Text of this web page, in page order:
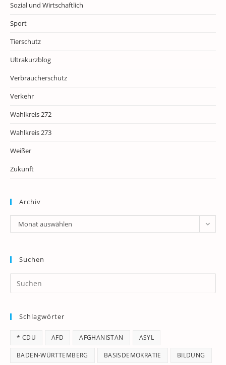
Sozial und Wirtschaftlich
Sport
Tierschutz
Ultrakurzblog
Verbraucherschutz
Verkehr
Wahlkreis 272
Wahlkreis 273
Weißer
Zukunft
Archiv
Archiv
Monat auswählen
Suchen
Schlagwörter
* CDU AFD AFGHANISTAN ASYL
BADEN-WÜRTTEMBERG BASISDEMOKRATIE BILDUNG